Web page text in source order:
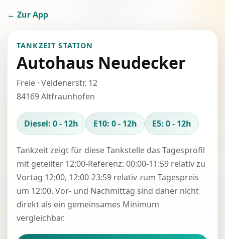
← Zur App
TANKZEIT STATION
Autohaus Neudecker
Freie · Veldenerstr. 12
84169 Altfraunhofen
Diesel: 0 - 12h E10: 0 - 12h E5: 0 - 12h
Tankzeit zeigt für diese Tankstelle das Tagesprofil
mit geteilter 12:00-Referenz: 00:00-11:59 relativ zu
Vortag 12:00, 12:00-23:59 relativ zum Tagespreis
um 12:00. Vor- und Nachmittag sind daher nicht
direkt als ein gemeinsames Minimum
vergleichbar.